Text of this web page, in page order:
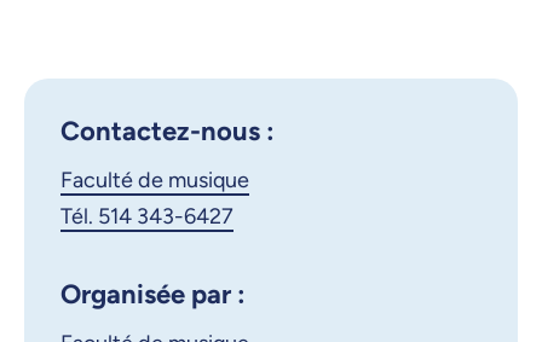
X.com
Contactez-nous :
Faculté de musique
Tél. 514 343-6427
Organisée par :